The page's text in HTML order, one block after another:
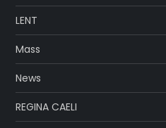
LENT
Mass
News
REGINA CAELI